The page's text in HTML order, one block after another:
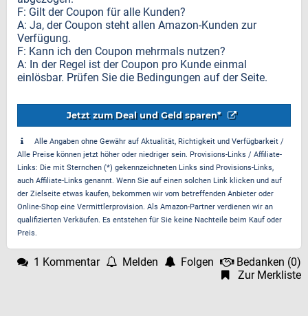
F: Gilt der Coupon für alle Kunden?
A: Ja, der Coupon steht allen Amazon-Kunden zur
Verfügung.
F: Kann ich den Coupon mehrmals nutzen?
A: In der Regel ist der Coupon pro Kunde einmal
einlösbar. Prüfen Sie die Bedingungen auf der Seite.
Jetzt zum Deal und Geld sparen*
Alle Angaben ohne Gewähr auf Aktualität, Richtigkeit und Verfügbarkeit /
Alle Preise können jetzt höher oder niedriger sein. Provisions-Links / Affiliate-
Links: Die mit Sternchen (*) gekennzeichneten Links sind Provisions-Links,
auch Affiliate-Links genannt. Wenn Sie auf einen solchen Link klicken und auf
der Zielseite etwas kaufen, bekommen wir vom betreffenden Anbieter oder
Online-Shop eine Vermittlerprovision. Als Amazon-Partner verdienen wir an
qualifizierten Verkäufen. Es entstehen für Sie keine Nachteile beim Kauf oder
Preis.
1 Kommentar Melden Folgen Bedanken (0)
Zur Merkliste